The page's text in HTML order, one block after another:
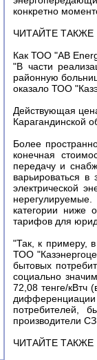
конкретно
ЧИТАЙТЕ ТАКЖЕ
Как ТОО "AB
"В части
районную
оказало ТОО
Действующая
Карагандинской
Более
конечная
передачу и
варьироваться в
электрической
категории ниже
тарифов для
"Так, к примеру,
ТОО
бытовых
социально
72,08 тенге/кВтч
потребителей,
производители
ЧИТАЙТЕ ТАКЖЕ